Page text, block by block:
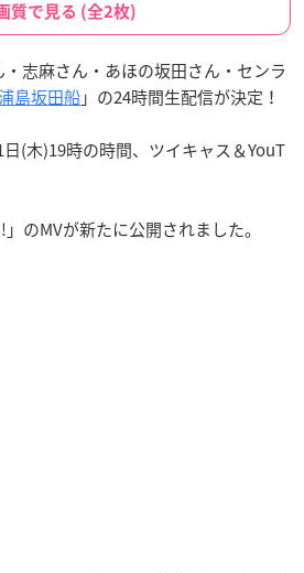
質で見る (全2枚)
志麻さん・あほの坂田さん・センラ
島坂田船」の24時間生配信が決定！
(木)19時の時間、ツイキャス＆YouT
のMVが新たに公開されました。